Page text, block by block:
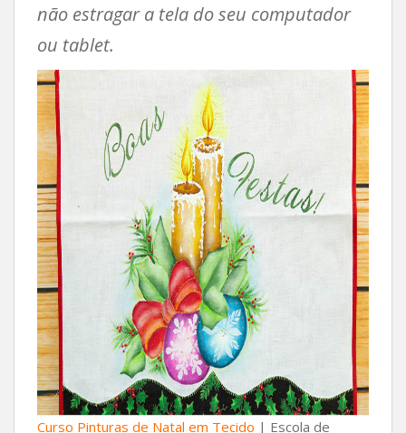
não estragar a tela do seu computador
ou tablet.
Curso Pinturas de Natal em Tecido | Escola de